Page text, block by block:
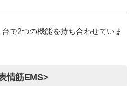
で2つの機能を持ち合わせていま
情筋EMS>